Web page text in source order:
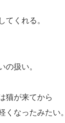
てくれる。
の扱い。
猫が来てから
くなったみたい。